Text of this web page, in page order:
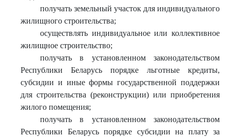
получать земельный участок для индивидуального
жилищного строительства;
осуществлять индивидуальное или коллективное
жилищное строительство;
получать в установленном законодательством
Республики Беларусь порядке льготные кредиты,
субсидии и иные формы государственной поддержки
для строительства (реконструкции) или приобретения
жилого помещения;
получать в установленном законодательством
Республики Беларусь порядке субсидии на плату за